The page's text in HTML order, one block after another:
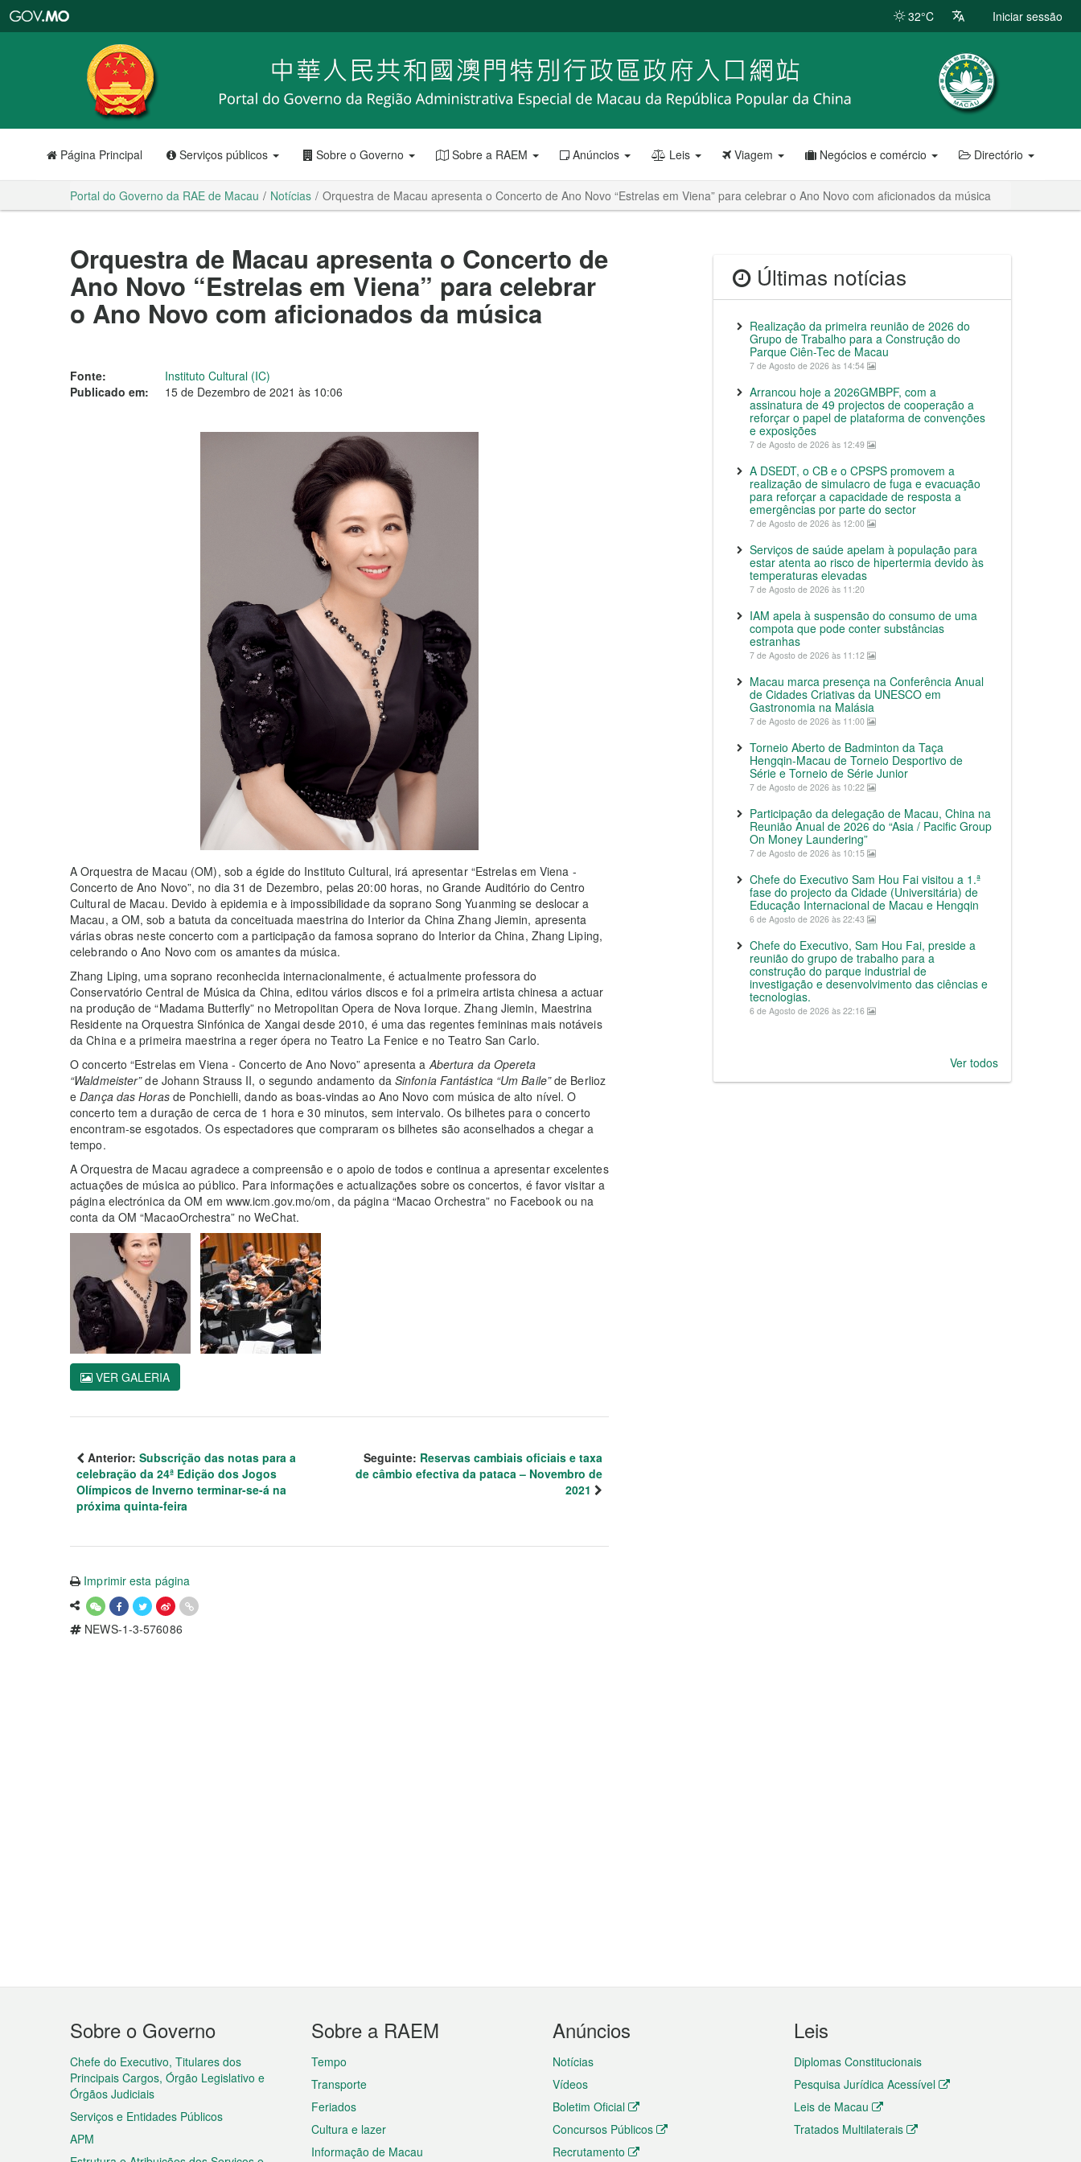
RAE
de
Macau
32°C Iniciar sessão
Página Principal Serviços públicos Sobre o Governo Sobre a RAEM Anúncios Leis Viagem Negócios e comércio Directório
Portal do Governo da RAE de Macau Notícias Orquestra de Macau apresenta o Concerto de Ano Novo “Estrelas em Viena” para celebrar o Ano Novo com aficionados da música
Orquestra de Macau apresenta o Concerto de
Ano Novo “Estrelas em Viena” para celebrar
o Ano Novo com aficionados da música
Fonte:
Instituto Cultural (IC)
Publicado em:
15 de Dezembro de 2021 às 10:06
A Orquestra de Macau (OM), sob a égide do Instituto Cultural, irá apresentar “Estrelas em Viena -
Concerto de Ano Novo”, no dia 31 de Dezembro, pelas 20:00 horas, no Grande Auditório do Centro
Cultural de Macau. Devido à epidemia e à impossibilidade da soprano Song Yuanming se deslocar a
Macau, a OM, sob a batuta da conceituada maestrina do Interior da China Zhang Jiemin, apresenta
várias obras neste concerto com a participação da famosa soprano do Interior da China, Zhang Liping,
celebrando o Ano Novo com os amantes da música.
Zhang Liping, uma soprano reconhecida internacionalmente, é actualmente professora do
Conservatório Central de Música da China, editou vários discos e foi a primeira artista chinesa a actuar
na produção de “Madama Butterfly” no Metropolitan Opera de Nova Iorque. Zhang Jiemin, Maestrina
Residente na Orquestra Sinfónica de Xangai desde 2010, é uma das regentes femininas mais notáveis
da China e a primeira maestrina a reger ópera no Teatro La Fenice e no Teatro San Carlo.
O concerto “Estrelas em Viena - Concerto de Ano Novo” apresenta aAbertura da Opereta
“Waldmeister”de Johann Strauss II, o segundo andamento da Sinfonia Fantástica “Um Baile”de Berlioz
eDança das Horasde Ponchielli, dando as boas-vindas ao Ano Novo com música de alto nível. O
concerto tem a duração de cerca de 1 hora e 30 minutos, sem intervalo. Os bilhetes para o concerto
encontram-se esgotados. Os espectadores que compraram os bilhetes são aconselhados a chegar a
tempo.
A Orquestra de Macau agradece a compreensão e o apoio de todos e continua a apresentar excelentes
actuações de música ao público. Para informações e actualizações sobre os concertos, é favor visitar a
página electrónica da OM em www.icm.gov.mo/om, da página “Macao Orchestra” no Facebook ou na
conta da OM “MacaoOrchestra” no WeChat.
VER GALERIA
Anterior: Subscrição das notas para a
celebração da 24ª Edição dos Jogos
Olímpicos de Inverno terminar-se-á na
próxima quinta-feira
Seguinte: Reservas cambiais oficiais e taxa
de câmbio efectiva da pataca – Novembro de
2021
Imprimir esta página
NEWS-1-3-576086
Últimas notícias
Realização da primeira reunião de 2026 do
Grupo de Trabalho para a Construção do
Parque Ciên-Tec de Macau
7 de Agosto de 2026 às 14:54
Arrancou hoje a 2026GMBPF, com a
assinatura de 49 projectos de cooperação a
reforçar o papel de plataforma de convenções
e exposições
7 de Agosto de 2026 às 12:49
A DSEDT, o CB e o CPSPS promovem a
realização de simulacro de fuga e evacuação
para reforçar a capacidade de resposta a
emergências por parte do sector
7 de Agosto de 2026 às 12:00
Serviços de saúde apelam à população para
estar atenta ao risco de hipertermia devido às
temperaturas elevadas
7 de Agosto de 2026 às 11:20
IAM apela à suspensão do consumo de uma
compota que pode conter substâncias
estranhas
7 de Agosto de 2026 às 11:12
Macau marca presença na Conferência Anual
de Cidades Criativas da UNESCO em
Gastronomia na Malásia
7 de Agosto de 2026 às 11:00
Torneio Aberto de Badminton da Taça
Hengqin-Macau de Torneio Desportivo de
Série e Torneio de Série Junior
7 de Agosto de 2026 às 10:22
Participação da delegação de Macau, China na
Reunião Anual de 2026 do “Asia / Pacific Group
On Money Laundering”
7 de Agosto de 2026 às 10:15
Chefe do Executivo Sam Hou Fai visitou a 1.ª
fase do projecto da Cidade (Universitária) de
Educação Internacional de Macau e Hengqin
6 de Agosto de 2026 às 22:43
Chefe do Executivo, Sam Hou Fai, preside a
reunião do grupo de trabalho para a
construção do parque industrial de
investigação e desenvolvimento das ciências e
tecnologias.
6 de Agosto de 2026 às 22:16
Ver todos
Menu
do
rodapé
Sobre o Governo
Chefe do Executivo, Titulares dos
Principais Cargos, Órgão Legislativo e
Órgãos Judiciais
Serviços e Entidades Públicos
APM
Sobre a RAEM
Tempo
Transporte
Feriados
Cultura e lazer
Informação de Macau
Anúncios
Notícias
Vídeos
Boletim Oficial
Concursos Públicos
Recrutamento
Leis
Diplomas Constitucionais
Pesquisa Jurídica Acessível
Leis de Macau
Tratados Multilaterais